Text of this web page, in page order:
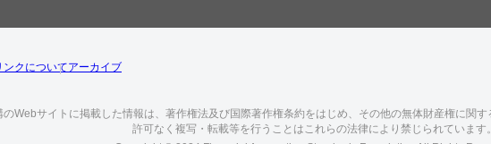
ンクについてアーカイブ
のWebサイトに掲載した情報は、著作権法及び国際著作権条約をはじめ、その他の無体財産権に関す
許可なく複写・転載等を行うことはこれらの法律により禁じられています。